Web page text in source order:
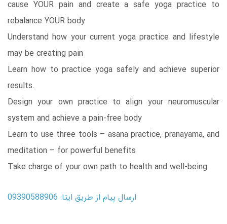
cause YOUR pain and create a safe yoga practice to
rebalance YOUR body
Understand how your current yoga practice and lifestyle
may be creating pain
Learn how to practice yoga safely and achieve superior
results.
Design your own practice to align your neuromuscular
system and achieve a pain-free body
Learn to use three tools – asana practice, pranayama, and
meditation – for powerful benefits
Take charge of your own path to health and well-being
ارسال پیام از طریق ایتا: 09390588906